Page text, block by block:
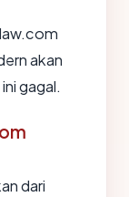
akan
gagal.
dari